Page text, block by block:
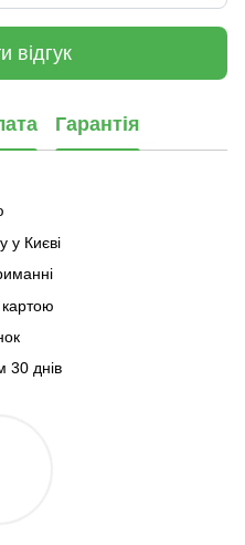
відгук
Гарантія
у Києві
30 днів